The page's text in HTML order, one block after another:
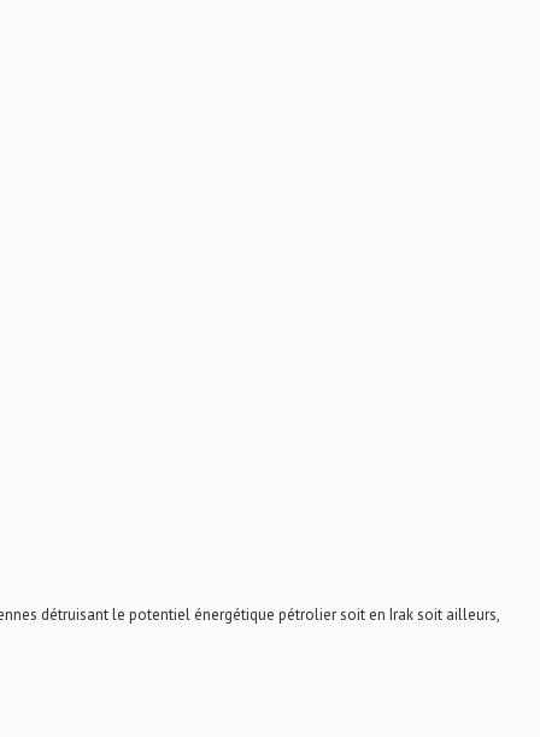
détruisant le potentiel énergétique pétrolier soit en Irak soit ailleurs,